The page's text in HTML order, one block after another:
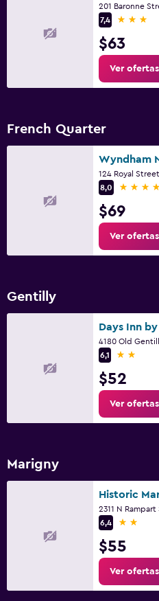
Salud y seguridad
Botiquín de primeros auxilios
Ideal para familias
Cuna/cama nido disponibles
7,4
3
$63
Ver
French Quarter
8,0
4
$69
Ver
Gentilly
6,1
2
$52
Ver
Marigny
Historic
6,4
2
$55
Ver